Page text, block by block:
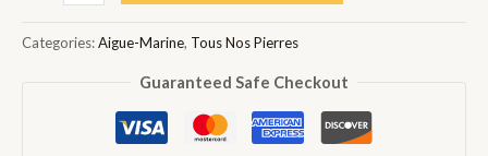
Marine
Ovale
Categories:Aigue-Marine, Tous Nos Pierres
Guaranteed Safe Checkout